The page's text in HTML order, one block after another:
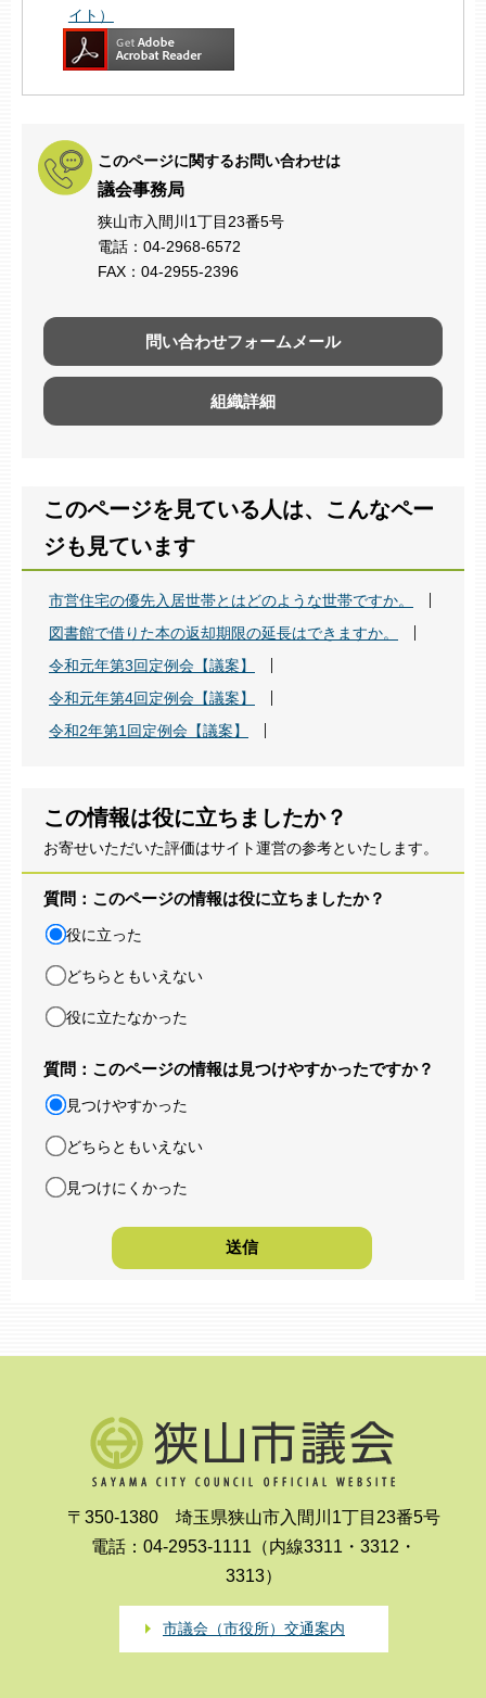
イト）
このページに関するお問い合わせは
議会事務局
狭山市入間川1丁目23番5号
電話：04-2968-6572
FAX：04-2955-2396
問い合わせフォームメール
組織詳細
このページを見ている人は、こんなペー
ジも見ています
市営住宅の優先入居世帯とはどのような世帯ですか。
図書館で借りた本の返却期限の延長はできますか。
令和元年第3回定例会【議案】
令和元年第4回定例会【議案】
令和2年第1回定例会【議案】
この情報は役に立ちましたか？
お寄せいただいた評価はサイト運営の参考といたします。
質問：このページの情報は役に立ちましたか？
役に立った
どちらともいえない
役に立たなかった
質問：このページの情報は見つけやすかったですか？
見つけやすかった
どちらともいえない
見つけにくかった
〒350-1380 埼玉県狭山市入間川1丁目23番5号
電話：04-2953-1111（内線3311・3312・
3313）
市議会（市役所）交通案内